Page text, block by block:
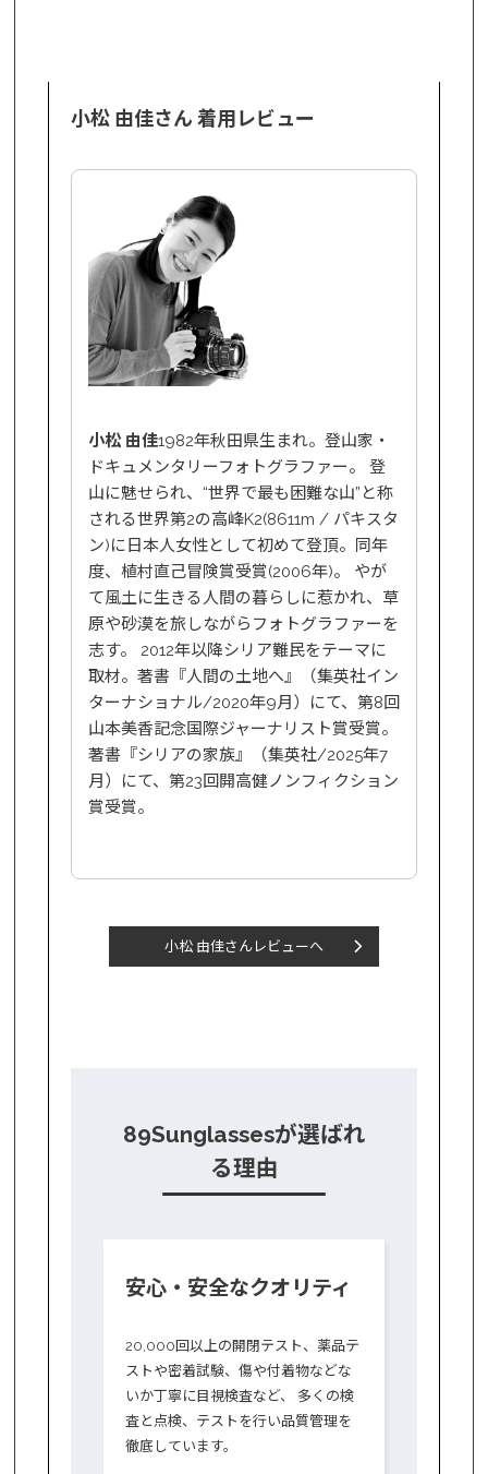
小松 由佳さん 着用レビュー
小松 由佳1982年秋田県生まれ。登山家・
ドキュメンタリーフォトグラファー。 登
山に魅せられ、“世界で最も困難な山”と称
される世界第2の高峰K2(8611m / パキスタ
ン)に日本人女性として初めて登頂。同年
度、植村直己冒険賞受賞(2006年)。 やが
て風土に生きる人間の暮らしに惹かれ、草
原や砂漠を旅しながらフォトグラファーを
志す。 2012年以降シリア難民をテーマに
取材。著書『人間の土地へ』（集英社イン
ターナショナル/2020年9月）にて、第8回
山本美香記念国際ジャーナリスト賞受賞。
著書『シリアの家族』（集英社/2025年7
月）にて、第23回開高健ノンフィクション
賞受賞。
小松 由佳さんレビューへ
89Sunglassesが選ばれ
る理由
安心・安全なクオリティ
20,000回以上の開閉テスト、薬品テ
ストや密着試験、傷や付着物などな
いか丁寧に目視検査など、 多くの検
査と点検、テストを行い品質管理を
徹底しています。